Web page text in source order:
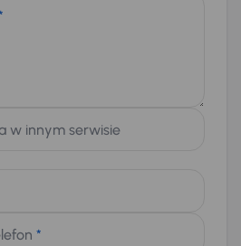
w innym serwisie
*